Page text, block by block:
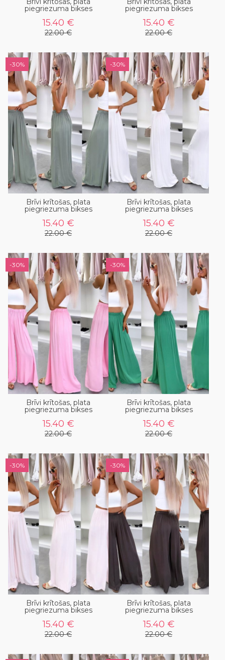
piegriezuma bikses
15.40 €
22.00 €
piegriezuma bikses
15.40 €
22.00 €
-30%
Brīvi krītošas, plata
piegriezuma bikses
15.40 €
22.00 €
-30%
Brīvi krītošas, plata
piegriezuma bikses
15.40 €
22.00 €
-30%
Brīvi krītošas, plata
piegriezuma bikses
15.40 €
22.00 €
-30%
Brīvi krītošas, plata
piegriezuma bikses
15.40 €
22.00 €
-30%
Brīvi krītošas, plata
piegriezuma bikses
15.40 €
22.00 €
-30%
Brīvi krītošas, plata
piegriezuma bikses
15.40 €
22.00 €